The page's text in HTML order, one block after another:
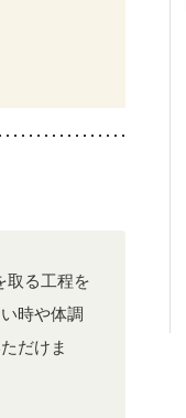
取る工程を
時や体調
だけま